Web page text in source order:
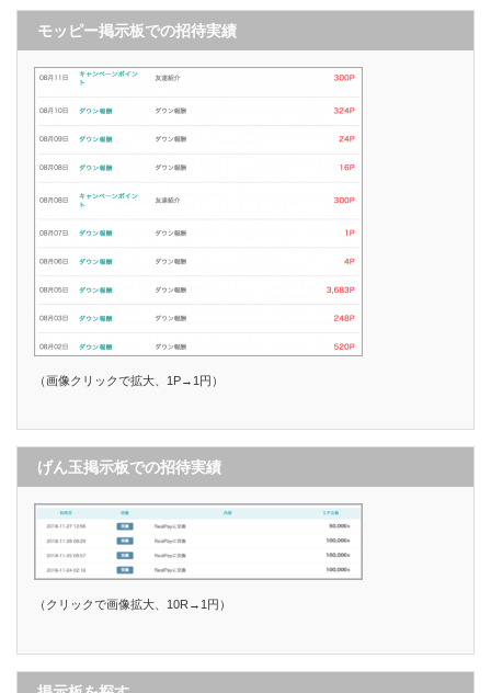
モッピー掲示板での招待実績
（画像クリックで拡大、1P→1円）
げん玉掲示板での招待実績
（クリックで画像拡大、10R→1円）